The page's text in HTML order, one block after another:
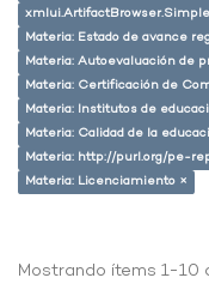
Materia: Estado de avance
Materia: Autoevaluación de
Materia: Certificación de
Materia: Institutos de
Materia: Calidad de la
Materia: http://purl.org/pe-
Materia: Licenciamiento ×
Mostrando ítems 1-10